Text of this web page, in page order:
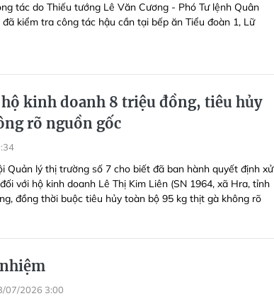
tác do Thiếu tướng Lê Văn Cương - Phó Tư lệnh Quân
kiểm tra công tác hậu cần tại bếp ăn Tiểu đoàn 1, Lữ
hộ kinh doanh 8 triệu đồng, tiêu hủy
rõ nguồn gốc
Quản lý thị trường số 7 cho biết đã ban hành quyết định xử
với hộ kinh doanh Lê Thị Kim Liên (SN 1964, xã Hra, tỉnh
đồng thời buộc tiêu hủy toàn bộ 95 kg thịt gà không rõ
07/2026 3:00